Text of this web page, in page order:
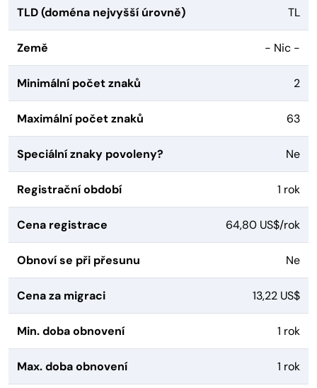
TLD (doména nejvyšší úrovně) TL
Země - Nic -
Minimální počet znaků 2
Maximální počet znaků 63
Speciální znaky povoleny? Ne
Registrační období 1 rok
Cena registrace 64,80 US$/rok
Obnoví se při přesunu Ne
Cena za migraci 13,22 US$
Min. doba obnovení 1 rok
Max. doba obnovení 1 rok